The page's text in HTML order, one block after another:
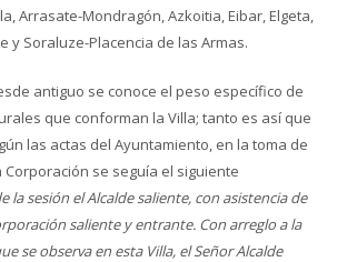
Arrasate-Mondragón, Azkoitia, Eibar, Elgeta,
y Soraluze-Placencia de las Armas.
antiguo se conoce el peso específico de
que conforman la Villa; tanto es así que
las actas del Ayuntamiento, en la toma de
se seguía el siguiente
la sesión el Alcalde saliente, con asistencia de
saliente y entrante. Con arreglo a la
se observa en esta Villa, el Señor Alcalde